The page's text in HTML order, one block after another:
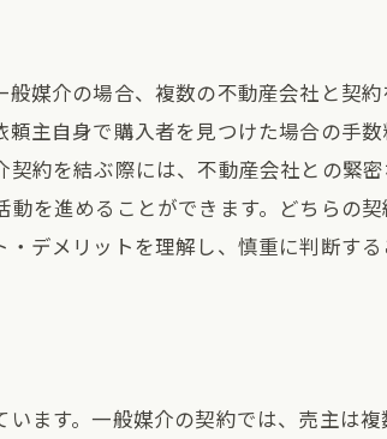
での適切な選択肢とは
のデメリットを知る
媒介の場合、複数の不動産会社と契
主自身で購入者を見つけた場合の手
約を結ぶ際には、不動産会社との緊密
を進めることができます。どちらの契
デメリットを理解し、慎重に判断す
ます。一般媒介の契約では、売主は